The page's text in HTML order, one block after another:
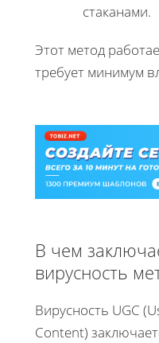
стаканами.
Этот метод
требует минимум
В чем
вирусность
Вирусность UGC
Content)